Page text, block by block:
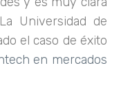
Universidad de
el caso de éxito
en mercados